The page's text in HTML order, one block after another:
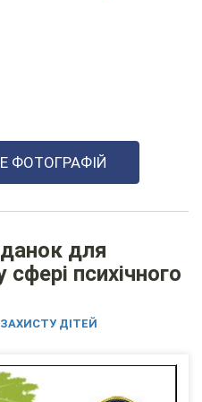
ФОТОГРАФІЙ
для
сфері психічного
ДІТЕЙ